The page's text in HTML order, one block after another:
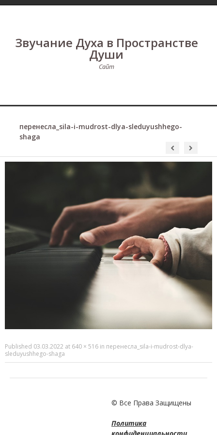
Звучание Духа в Пространстве
Души
Сайт
перенесла_sila-i-mudrost-dlya-sleduyushhego-
shaga
Published 03.03.2022 at 640 × 516 in перенесла_sila-i-mudrost-dlya-
sleduyushhego-shaga
© Все Права Защищены
Политика